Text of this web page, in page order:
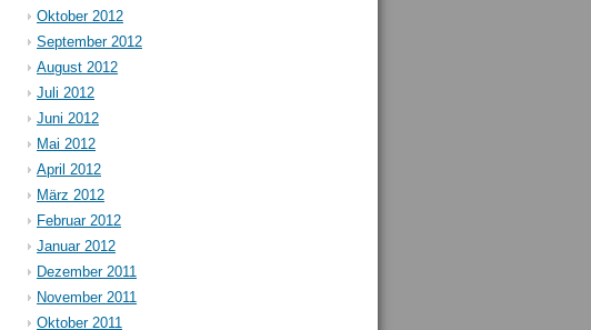
Oktober 2012
September 2012
August 2012
Juli 2012
Juni 2012
Mai 2012
April 2012
März 2012
Februar 2012
Januar 2012
Dezember 2011
November 2011
Oktober 2011